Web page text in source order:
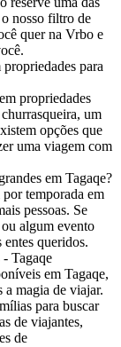
nosso filtro de
quer na Vrbo e
para
propriedades
um
opções que
uma viagem com
em Tagaqe?
temporada em
pessoas. Se
algum evento
entes queridos.
Tagaqe
em Tagaqe,
a magia de viajar.
para buscar
de viajantes,
de